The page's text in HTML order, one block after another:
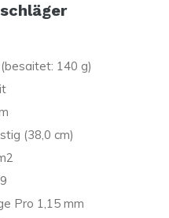
140 g)
(38,0 cm)
Pro 1,15 mm